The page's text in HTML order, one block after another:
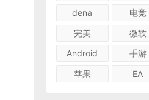
dena
电竞
完美
微软
Android
手游
苹果
EA